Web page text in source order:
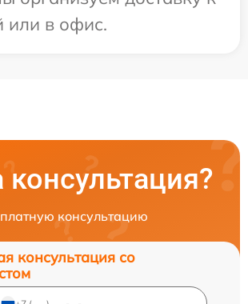
или в офис.
консультацию
консультация со